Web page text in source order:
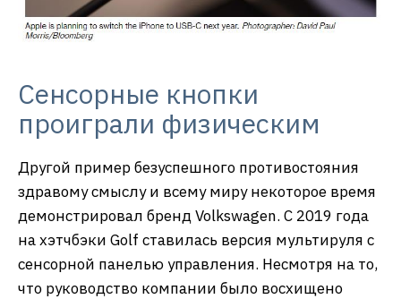
Сенсорные кнопки
проиграли физическим
Другой пример безуспешного противостояния
здравому смыслу и всему миру некоторое время
демонстрировал бренд Volkswagen. С 2019 года
на хэтчбэки Golf ставилась версия мультируля с
сенсорной панелью управления. Несмотря на то,
что руководство компании было восхищено